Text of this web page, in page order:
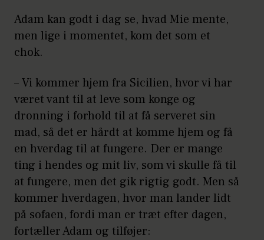
Adam kan godt i dag se, hvad Mie mente,
men lige i momentet, kom det som et
chok.
– Vi kommer hjem fra Sicilien, hvor vi har
været vant til at leve som konge og
dronning i forhold til at få serveret sin
mad, så det er hårdt at komme hjem og få
en hverdag til at fungere. Der er mange
ting i hendes og mit liv, som vi skulle få til
at fungere, men det gik rigtig godt. Men så
kommer hverdagen, hvor man lander lidt
på sofaen, fordi man er træt efter dagen,
fortæller Adam og tilføjer: